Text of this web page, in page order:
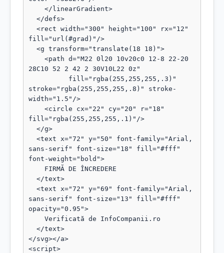
fill="url(#grad)"/>
28C10 52 2 42 2 30V10L22 0z"
stroke="rgba(255,255,255,.8)" stroke-
width="1.5"/>
fill="rgba(255,255,255,.1)"/>
sans-serif" font-size="18" fill="#fff"
font-weight="bold">
sans-serif" font-size="13" fill="#fff"
opacity="0.95">
</svg></a>
<script>